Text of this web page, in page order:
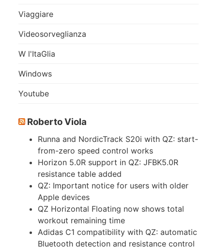
Viaggiare
Videosorveglianza
W l'ItaGlia
Windows
Youtube
Roberto Viola
Runna and NordicTrack S20i with QZ: start-
from-zero speed control works
Horizon 5.0R support in QZ: JFBK5.0R
resistance table added
QZ: Important notice for users with older
Apple devices
QZ Horizontal Floating now shows total
workout remaining time
Adidas C1 compatibility with QZ: automatic
Bluetooth detection and resistance control